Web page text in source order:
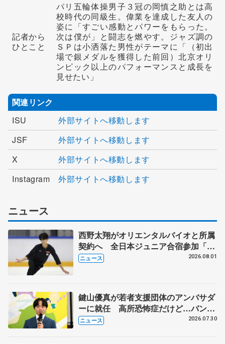
記者から
ひとこと
パリ五輪体操男子３冠の岡慎之助とは高
校時代の同級生。偉業を達成した友人の
姿に「すごい感動とパワーをもらった。
次は僕が」と闘志を燃やす。ジャズ調の
ＳＰは小洒落た男性がテーマに「（初出
場で銀メダルを獲得した前回）北京オリ
ンピック以上のパフォーマンスと成長を
見せたい」
関連リンク
ISU
外部サイトへ移動します
JSF
外部サイトへ移動します
X
外部サイトへ移動します
Instagram
外部サイトへ移動します
ニュース
西野太翔がオリエンタルバイオと所属
契約へ 全日本ジュニア合宿参加「結
果残していかないと」 講師はジェー
ニュース 2026.08.01
鍵山優真が若者支援団体のアンバサダ
ーに就任 高所恐怖症だけど…バンジ
ージャンプに挑戦も？
ニュース 2026.07.30